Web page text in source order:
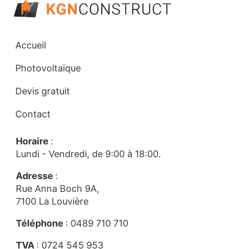
Accueil
Photovoltaïque
Devis gratuit
Contact
Horaire :
Lundi - Vendredi, de 9:00 à 18:00.
Adresse :
Rue Anna Boch 9A,
7100 La Louvière
Téléphone : 0489 710 710
TVA : 0724 545 953